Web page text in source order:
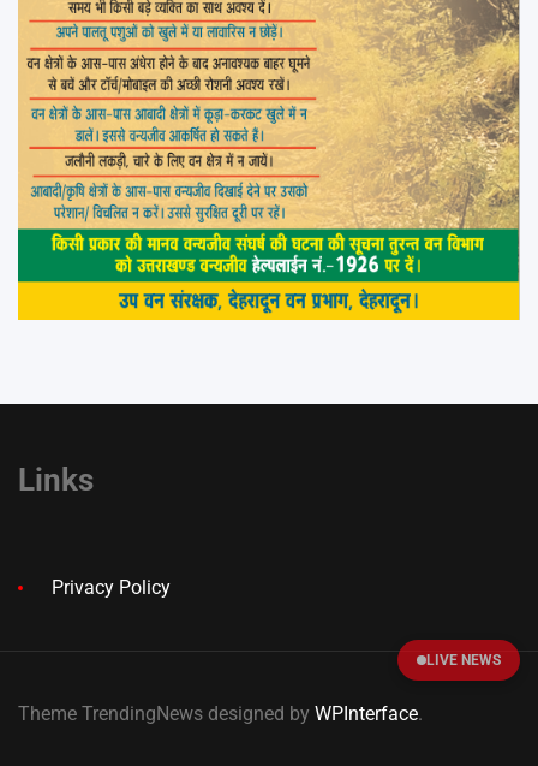
Links
Privacy Policy
Theme TrendingNews designed by WPInterface.
LIVE NEWS